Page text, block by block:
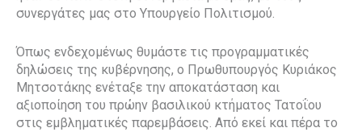
συνεργάτες μας στο Υπουργείο Πολιτισμού.
Όπως ενδεχομένως θυμάστε τις προγραμματικές
δηλώσεις της κυβέρνησης, ο Πρωθυπουργός Κυριάκος
Μητσοτάκης ενέταξε την αποκατάσταση και
αξιοποίηση του πρώην βασιλικού κτήματος Τατοΐου
στις εμβληματικές παρεμβάσεις. Από εκεί και πέρα το